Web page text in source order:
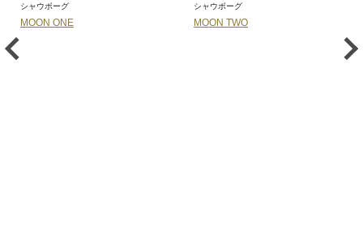
シャウボーグ
MOON ONE
シャウボーグ
MOON TWO